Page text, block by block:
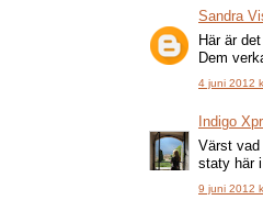
Sandra
Här är
Dem
4 juni 2012
Indigo
Värst vad
staty här
9 juni 2012